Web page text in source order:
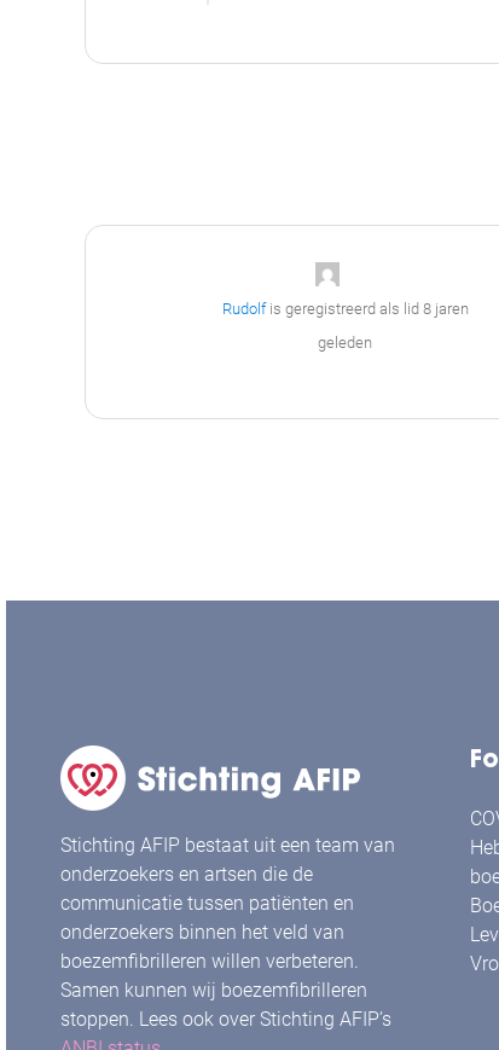
Rudolfis geregistreerd als lid 8 jaren
geleden
Stichting AFIP bestaat uit een team van
onderzoekers en artsen die de
communicatie tussen patiënten en
onderzoekers binnen het veld van
boezemfibrilleren willen verbeteren.
Samen kunnen wij boezemfibrilleren
stoppen. Lees ook over Stichting AFIP’s